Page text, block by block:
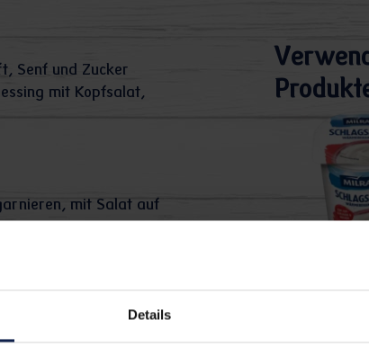
Details
Senf und Zucker
mit Kopfsalat,
mit Salat auf